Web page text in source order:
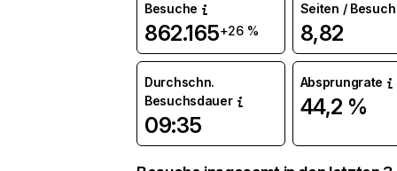
Besuche
862.165+26 %
Seiten / Besuch
8,82
Durchschn.
Besuchsdauer
09:35
Absprungrate
44,2 %